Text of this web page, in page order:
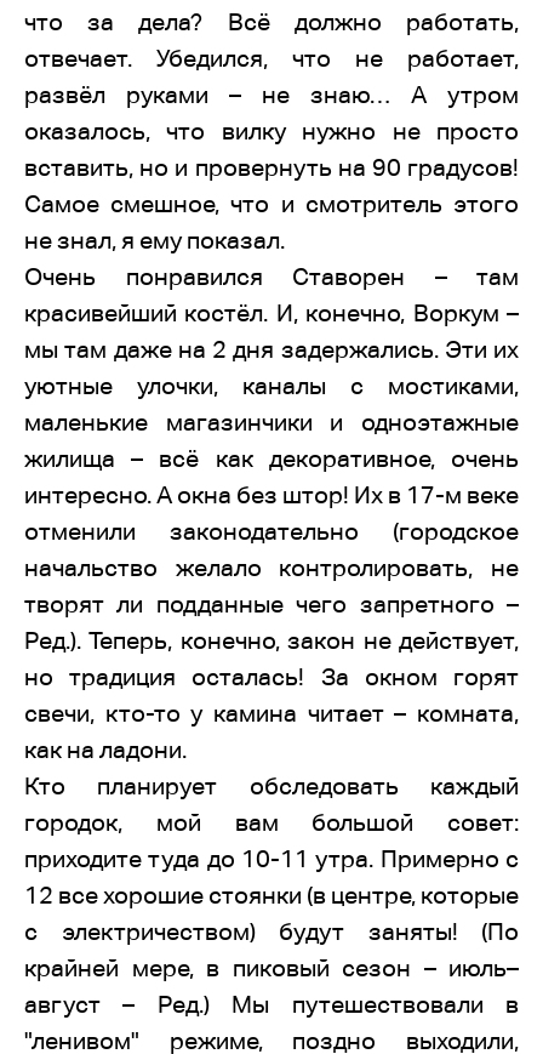
что за дела? Всё должно работать,
отвечает. Убедился, что не работает,
развёл руками – не знаю… А утром
оказалось, что вилку нужно не просто
вставить, но и провернуть на 90 градусов!
Самое смешное, что и смотритель этого
не знал, я ему показал.
Очень понравился Ставорен – там
красивейший костёл. И, конечно, Воркум –
мы там даже на 2 дня задержались. Эти их
уютные улочки, каналы с мостиками,
маленькие магазинчики и одноэтажные
жилища – всё как декоративное, очень
интересно. А окна без штор! Их в 17-м веке
отменили законодательно (городское
начальство желало контролировать, не
творят ли подданные чего запретного –
Ред.). Теперь, конечно, закон не действует,
но традиция осталась! За окном горят
свечи, кто-то у камина читает – комната,
как на ладони.
Кто планирует обследовать каждый
городок, мой вам большой совет:
приходите туда до 10-11 утра. Примерно с
12 все хорошие стоянки (в центре, которые
с электричеством) будут заняты! (По
крайней мере, в пиковый сезон – июль–
август – Ред.) Мы путешествовали в
"ленивом" режиме, поздно выходили,